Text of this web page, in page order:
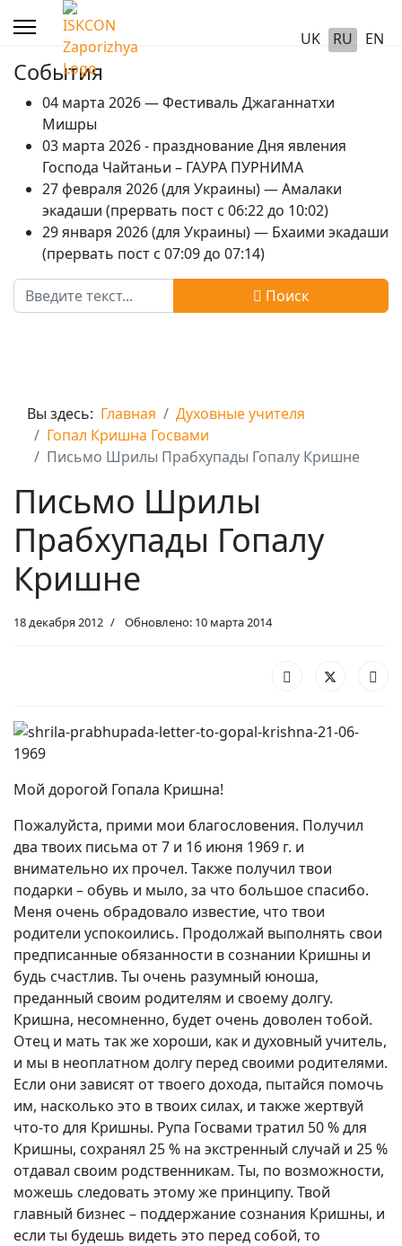
UK RU EN
События
04 марта 2026 — Фестиваль Джаганнатхи
Мишры
03 марта 2026 - празднование Дня явления
Господа Чайтаньи – ГАУРА ПУРНИМА
27 февраля 2026 (для Украины) — Амалаки
экадаши (прервать пост с 06:22 до 10:02)
29 января 2026 (для Украины) — Бхаими экадаши
(прервать пост с 07:09 до 07:14)
Поиск
Поиск
Вы здесь: Главная
Духовные учителя
Гопал Кришна Госвами
Письмо Шрилы Прабхупады Гопалу Кришне
Письмо Шрилы
Прабхупады Гопалу
Кришне
18 декабря 2012 Обновлено: 10 марта 2014
Мой дорогой Гопала Кришна!
Пожалуйста, прими мои благословения. Получил
два твоих письма от 7 и 16 июня 1969 г. и
внимательно их прочел. Также получил твои
подарки – обувь и мыло, за что большое спасибо.
Меня очень обрадовало известие, что твои
родители успокоились. Продолжай выполнять свои
предписанные обязанности в сознании Кришны и
будь счастлив. Ты очень разумный юноша,
преданный своим родителям и своему долгу.
Кришна, несомненно, будет очень доволен тобой.
Отец и мать так же хороши, как и духовный учитель,
и мы в неоплатном долгу перед своими родителями.
Если они зависят от твоего дохода, пытайся помочь
им, насколько это в твоих силах, и также жертвуй
что-то для Кришны. Рупа Госвами тратил 50 % для
Кришны, сохранял 25 % на экстренный случай и 25 %
отдавал своим родственникам. Ты, по возможности,
можешь следовать этому же принципу. Твой
главный бизнес – поддержание сознания Кришны, и
если ты будешь видеть это перед собой, то